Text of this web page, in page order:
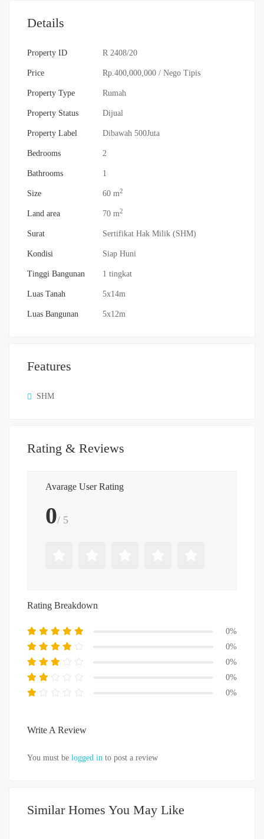
Details
Property ID R 2408/20
Price Rp.400,000,000 / Nego Tipis
Property Type Rumah
Property Status Dijual
Property Label Dibawah 500Juta
Bedrooms 2
Bathrooms 1
Size 60 m2
Land area 70 m2
Surat Sertifikat Hak Milik (SHM)
Kondisi Siap Huni
Tinggi Bangunan 1 tingkat
Luas Tanah 5x14m
Luas Bangunan 5x12m
Features
SHM
Rating & Reviews
Avarage User Rating
0/ 5
Rating Breakdown
0%
0%
0%
0%
0%
Write A Review
You must be logged in to post a review
Similar Homes You May Like